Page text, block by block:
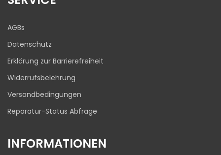
anderen Quelle
AGBs
Datenschutz
Erklärung zur Barrierefreiheit
Widerrufsbelehrung
Versandbedingungen
Reparatur-Status Abfrage
INFORMATIONEN